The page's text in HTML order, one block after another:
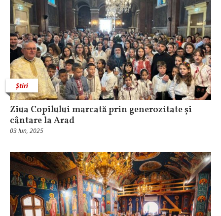
Știri
Ziua Copilului marcată prin generozitate și
cântare la Arad
03 Iun, 2025